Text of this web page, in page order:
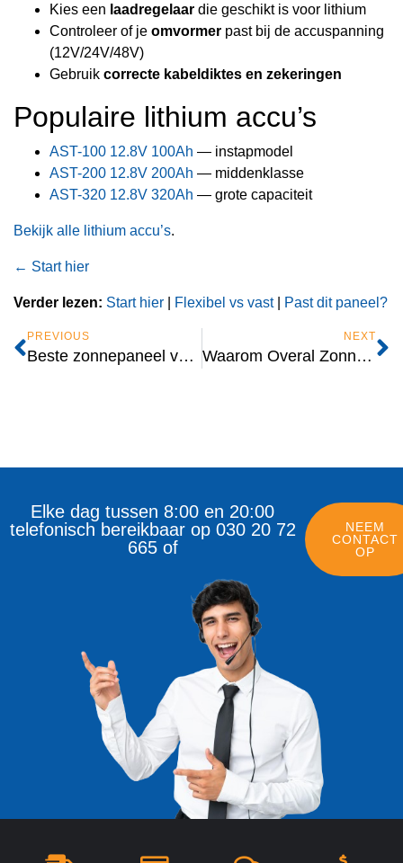
Kies een laadregelaar die geschikt is voor lithium
Controleer of je omvormer past bij de accuspanning
(12V/24V/48V)
Gebruik correcte kabeldiktes en zekeringen
Populaire lithium accu’s
AST-100 12.8V 100Ah — instapmodel
AST-200 12.8V 200Ah — middenklasse
AST-320 12.8V 320Ah — grote capaciteit
Bekijk alle lithium accu’s.
← Start hier
Verder lezen: Start hier Flexibel vs vast| Past dit paneel?
PREVIOUS
Beste zonnepaneel voor camper kiezen in 2026 | Complete gids
NEXT
Waarom Overal Zonnepanelen? | 10+ jaar specialist in camper & boot
Elke dag tussen 8:00 en 20:00
telefonisch bereikbaar op 030 20 72
665 of
NEEM
CONTACT
OP